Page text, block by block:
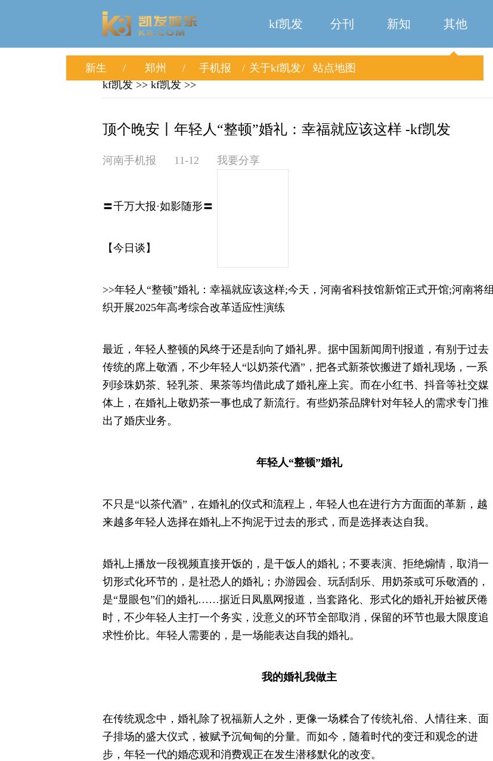
kf凯发 分刊 新知 其他
新生 郑州 手机报 关于kf凯发
站点地图
kf凯发 >> kf凯发 >>
顶个晚安丨年轻人“整顿”婚礼：幸福就应该这样 -kf凯发
河南手机报 11-12 我要分享
〓千万大报·如影随形〓
【今日谈】
>>年轻人“整顿”婚礼：幸福就应该这样;今天，河南省科技馆新馆正式开馆;河南将组
织开展2025年高考综合改革适应性演练
最近，年轻人整顿的风终于还是刮向了婚礼界。据中国新闻周刊报道，有别于过去
传统的席上敬酒，不少年轻人“以奶茶代酒”，把各式新茶饮搬进了婚礼现场，一系
列珍珠奶茶、轻乳茶、果茶等均借此成了婚礼座上宾。而在小红书、抖音等社交媒
体上，在婚礼上敬奶茶一事也成了新流行。有些奶茶品牌针对年轻人的需求专门推
出了婚庆业务。
年轻人“整顿”婚礼
不只是“以茶代酒”，在婚礼的仪式和流程上，年轻人也在进行方方面面的革新，越
来越多年轻人选择在婚礼上不拘泥于过去的形式，而是选择表达自我。
婚礼上播放一段视频直接开饭的，是干饭人的婚礼；不要表演、拒绝煽情，取消一
切形式化环节的，是社恐人的婚礼；办游园会、玩刮刮乐、用奶茶或可乐敬酒的，
是“显眼包”们的婚礼……据近日凤凰网报道，当套路化、形式化的婚礼开始被厌倦
时，不少年轻人主打一个务实，没意义的环节全部取消，保留的环节也最大限度追
求性价比。年轻人需要的，是一场能表达自我的婚礼。
我的婚礼我做主
在传统观念中，婚礼除了祝福新人之外，更像一场糅合了传统礼俗、人情往来、面
子排场的盛大仪式，被赋予沉甸甸的分量。而如今，随着时代的变迁和观念的进
步，年轻一代的婚恋观和消费观正在发生潜移默化的改变。